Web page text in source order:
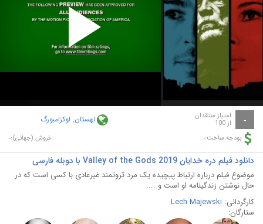
Play
Video
- امتیاز منتقدان
از 100 لهستان, لوکزامبورگ
بودجه ساخت:- فروش (جهانی):-
دانلود فیلم دره خدایان Valley of the Gods 2019 با دوبله فارسی
موضوع فیلم درباره ارتباط پیچیده یک مرد ثروتمند غیرعادی با کسی است که در
حال نوشتن زندگینامه او است و ....
کارگردانی: Lech Majewski
ستارگان: